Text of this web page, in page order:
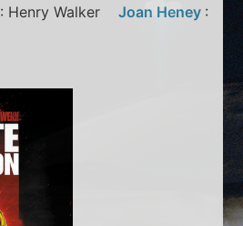
: Henry WalkerJoan Heney :